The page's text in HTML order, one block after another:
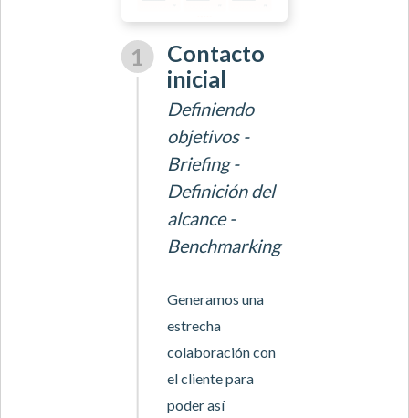
Contacto
inicial
Definiendo
objetivos -
Briefing -
Definición del
alcance -
Benchmarking
Generamos una
estrecha
colaboración con
el cliente para
poder así